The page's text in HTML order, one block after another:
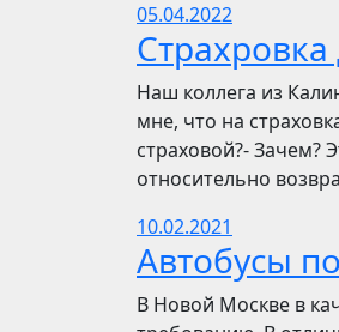
05.04.2022
Наш коллега из
мне, что на
страховой?- Зачем?
относительно
10.02.2021
Автобусы
В Новой Москве в